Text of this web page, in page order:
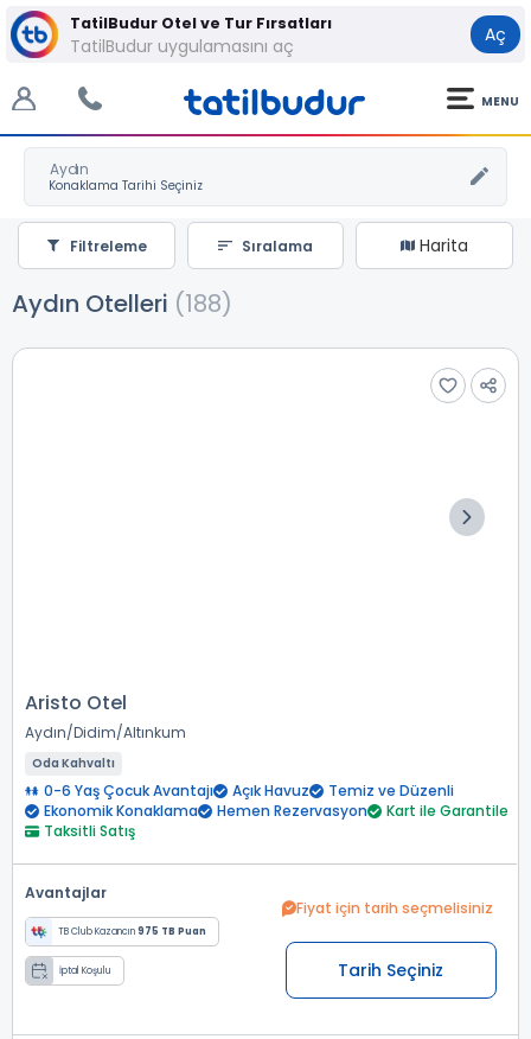
TatilBudur Otel ve Tur Fırsatları
TatilBudur uygulamasını aç Aç
MENU
Aydın
Harita
Sıralama
Filtreleme
Aydın Otelleri (188)
Aristo Otel
Aydın Didim Altınkum
Oda Kahvaltı
0-6 Yaş Çocuk Avantajı Açık Havuz
Temiz ve Düzenli
Ekonomik Konaklama
Hemen Rezervasyon
Kart ile Garantile
Taksitli Satış
Avantajlar
TB Club Kazancın975 TB Puan
İptal Koşulu
Fiyat için tarih seçmelisiniz
Tarih Seçiniz